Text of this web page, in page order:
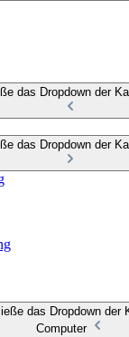
das Dropdown der
das Dropdown der
das Dropdown der
Computer